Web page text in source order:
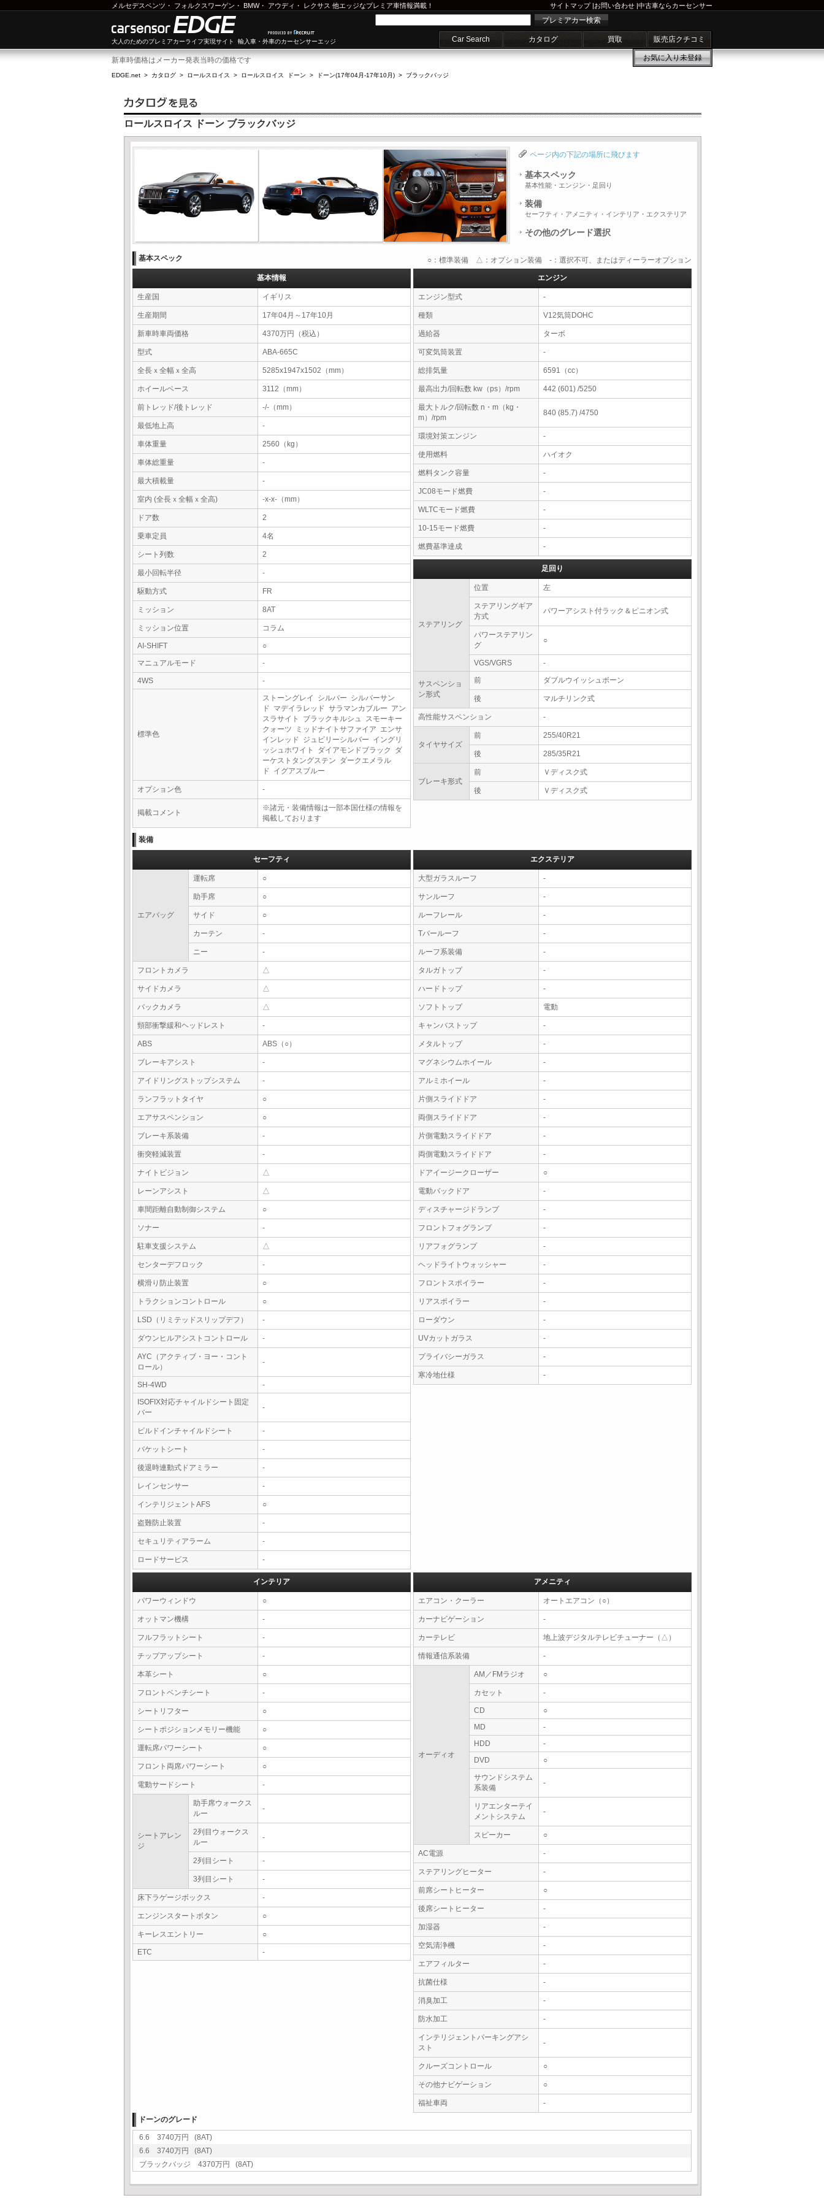
メルセデスベンツ ・ フォルクスワーゲン ・ BMW・ アウディ ・ レクサス 他エッジなプレミア車情報満載！ サイトマップ|お問い合わせ |中古車ならカーセンサー
大人のためのプレミアカーライフ実現サイト 輸入車・外車のカーセンサーエッジ
プレミアカー検索
Car Search カタログ 買取 販売店クチコミ
お気に入り未登録
新車時価格はメーカー発表当時の価格です
EDGE.net > カタログ > ロールスロイス > ロールスロイス ドーン > ドーン(17年04月-17年10月) > ブラックバッジ
ロールスロイス ドーン ブラックバッジ
ページ内の下記の場所に飛びます
基本スペック
基本性能・エンジン・足回り
装備
セーフティ・アメニティ・インテリア・エクステリア
その他のグレード選択
基本スペック ○：標準装備 △：オプション装備 -：選択不可、またはディーラーオプション
基本情報
生産国 イギリス
生産期間 17年04月～17年10月
新車時車両価格 4370万円（税込）
型式 ABA-665C
全長ｘ全幅ｘ全高 5285x1947x1502（mm）
ホイールベース 3112（mm）
前トレッド/後トレッド -/-（mm）
最低地上高 -
車体重量 2560（kg）
車体総重量 -
最大積載量 -
室内 (全長ｘ全幅ｘ全高) -x-x-（mm）
ドア数 2
乗車定員 4名
シート列数 2
最小回転半径 -
駆動方式 FR
ミッション 8AT
ミッション位置 コラム
AI-SHIFT
○
マニュアルモード
-
4WS -
標準色
ストーングレイ シルバー シルバーサン
ド マデイラレッド サラマンカブルー アン
スラサイト ブラックキルシュ スモーキー
クォーツ ミッドナイトサファイア エンサ
インレッド ジュビリーシルバー イングリ
ッシュホワイト ダイアモンドブラック ダ
ーケストタングステン ダークエメラル
ド イグアスブルー
オプション色 -
掲載コメント
※諸元・装備情報は一部本国仕様の情報を
掲載しております
エンジン
エンジン型式 -
種類 V12気筒DOHC
過給器 ターボ
可変気筒装置 -
総排気量 6591（cc）
最高出力/回転数 kw（ps）/rpm 442 (601) /5250
最大トルク/回転数 n・m（kg・
m）/rpm
840 (85.7) /4750
環境対策エンジン -
使用燃料 ハイオク
燃料タンク容量 -
JC08モード燃費 -
WLTCモード燃費 -
10-15モード燃費 -
燃費基準達成 -
足回り
ステアリング
位置 左
ステアリングギア
方式
パワーアシスト付ラック＆ピニオン式
パワーステアリン
グ
○
VGS/VGRS -
サスペンショ
ン形式
前 ダブルウイッシュボーン
後 マルチリンク式
高性能サスペンション -
タイヤサイズ
前 255/40R21
後 285/35R21
ブレーキ形式
前 Ｖディスク式
後 Ｖディスク式
装備
セーフティ
エアバッグ
運転席 ○
助手席 ○
サイド ○
カーテン -
ニー -
フロントカメラ △
サイドカメラ △
バックカメラ △
頸部衝撃緩和ヘッドレスト -
ABS ABS（○）
ブレーキアシスト -
アイドリングストップシステム -
ランフラットタイヤ ○
エアサスペンション ○
ブレーキ系装備 -
衝突軽減装置 -
ナイトビジョン △
レーンアシスト △
車間距離自動制御システム ○
ソナー -
駐車支援システム △
センターデフロック -
横滑り防止装置 ○
トラクションコントロール ○
LSD（リミテッドスリップデフ） -
ダウンヒルアシストコントロール -
AYC（アクティブ・ヨー・コント
ロール）
-
SH-4WD
-
ISOFIX対応チャイルドシート固定
バー
-
ビルドインチャイルドシート -
バケットシート -
後退時連動式ドアミラー -
レインセンサー -
インテリジェントAFS ○
盗難防止装置 -
セキュリティアラーム -
ロードサービス -
エクステリア
大型ガラスルーフ -
サンルーフ -
ルーフレール -
Tバールーフ -
ルーフ系装備 -
タルガトップ -
ハードトップ -
ソフトトップ 電動
キャンバストップ -
メタルトップ -
マグネシウムホイール -
アルミホイール -
片側スライドドア -
両側スライドドア -
片側電動スライドドア -
両側電動スライドドア -
ドアイージークローザー ○
電動バックドア -
ディスチャージドランプ -
フロントフォグランプ -
リアフォグランプ -
ヘッドライトウォッシャー -
フロントスポイラー -
リアスポイラー -
ローダウン -
UVカットガラス -
プライバシーガラス -
寒冷地仕様 -
インテリア
パワーウィンドウ ○
オットマン機構 -
フルフラットシート -
チップアップシート -
本革シート ○
フロントベンチシート -
シートリフター ○
シートポジションメモリー機能 ○
運転席パワーシート ○
フロント両席パワーシート ○
電動サードシート -
シートアレン
ジ
助手席ウォークス
ルー
-
2列目ウォークス
ルー
-
2列目シート -
3列目シート -
床下ラゲージボックス -
エンジンスタートボタン ○
キーレスエントリー ○
ETC -
アメニティ
エアコン・クーラー オートエアコン（○）
カーナビゲーション -
カーテレビ 地上波デジタルテレビチューナー（△）
情報通信系装備 -
オーディオ
AM／FMラジオ ○
カセット -
CD
○
MD
-
HDD
-
DVD
○
サウンドシステム
系装備
-
リアエンターテイ
メントシステム
-
スピーカー ○
AC電源 -
ステアリングヒーター -
前席シートヒーター ○
後席シートヒーター -
加湿器 -
空気清浄機 -
エアフィルター -
抗菌仕様 -
消臭加工 -
防水加工 -
インテリジェントパーキングアシ
スト
-
クルーズコントロール ○
その他ナビゲーション ○
福祉車両
-
ドーンのグレード
6.6 3740万円 (8AT)
6.6 3740万円 (8AT)
ブラックバッジ 4370万円 (8AT)